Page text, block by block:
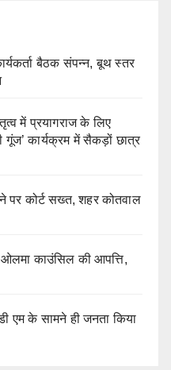
बैठक संपन्न, बूथ स्तर
में प्रयागराज के लिए
गूंज’ कार्यक्रम में सैकड़ों छात्र
पर कोर्ट सख्त, शहर कोतवाल
ओलमा काउंसिल की आपत्ति,
के सामने ही जनता किया